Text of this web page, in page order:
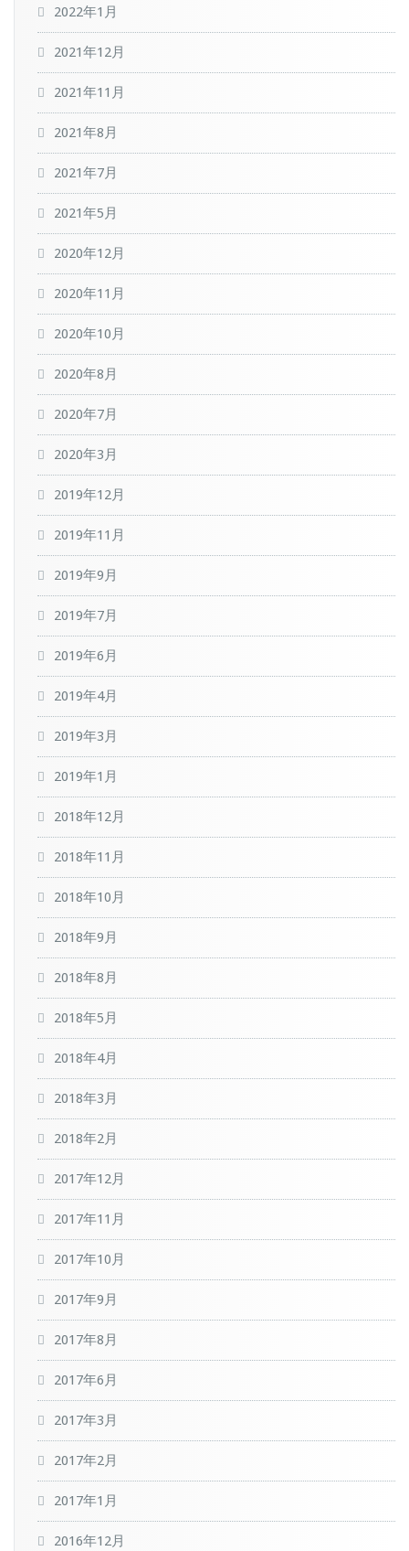
2022年1月
2021年12月
2021年11月
2021年8月
2021年7月
2021年5月
2020年12月
2020年11月
2020年10月
2020年8月
2020年7月
2020年3月
2019年12月
2019年11月
2019年9月
2019年7月
2019年6月
2019年4月
2019年3月
2019年1月
2018年12月
2018年11月
2018年10月
2018年9月
2018年8月
2018年5月
2018年4月
2018年3月
2018年2月
2017年12月
2017年11月
2017年10月
2017年9月
2017年8月
2017年6月
2017年3月
2017年2月
2017年1月
2016年12月